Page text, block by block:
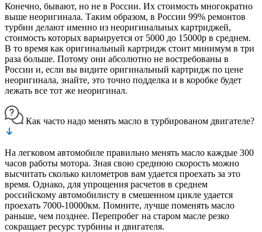
Конечно, бывают, но не в России. Их стоимость многократно
выше неоригинала. Таким образом, в России 99% ремонтов
турбин делают именно из неоригинальных картриджей,
стоимость которых варьируется от 5000 до 15000р в среднем.
В то время как оригинальный картридж стоит минимум в три
раза больше. Потому они абсолютно не востребованы в
России и, если вы видите оригинальный картридж по цене
неоригинала, знайте, это точно подделка и в коробке будет
лежать все тот же неоригинал.
Как часто надо менять масло в турбированом двигателе?
На легковом автомобиле правильно менять масло каждые 300
часов работы мотора. Зная свою среднюю скорость можно
высчитать сколько километров вам удается проехать за это
время. Однако, для упрощения расчетов в среднем
российскому автомобилисту в смешенном цикле удается
проехать 7000-10000км. Помните, лучше поменять масло
раньше, чем позднее. Перепробег на старом масле резко
сокращает ресурс турбины и двигателя.